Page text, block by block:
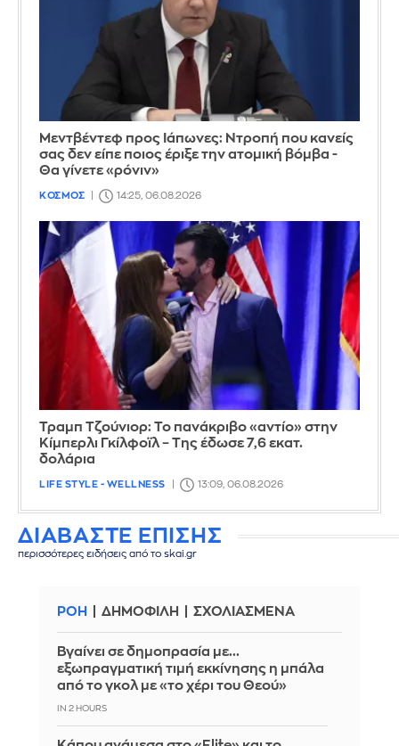
Μεντβέντεφ προς Ιάπωνες: Ντροπή που κανείς
σας δεν είπε ποιος έριξε την ατομική βόμβα -
Θα γίνετε «ρόνιν»
ΚΟΣΜΟΣ 14:25, 06.08.2026
Τραμπ Τζούνιορ: Το πανάκριβο «αντίο» στην
Κίμπερλι Γκίλφοϊλ – Της έδωσε 7,6 εκατ.
δολάρια
LIFE STYLE - WELLNESS 13:09, 06.08.2026
ΔΙΑΒΑΣΤΕ ΕΠΙΣΗΣ
περισσότερες ειδήσεις από το skai.gr
ΡΟΗ ΔΗΜΟΦΙΛΗ ΣΧΟΛΙΑΣΜΕΝΑ
Βγαίνει σε δημοπρασία με...
εξωπραγματική τιμή εκκίνησης η μπάλα
από το γκολ με «το χέρι του Θεού»
IN 2 HOURS